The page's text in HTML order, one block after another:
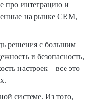
про интеграцию и
на рынке CRM,
решения с большим
и безопасность,
настроек – все это
системе. Из того,